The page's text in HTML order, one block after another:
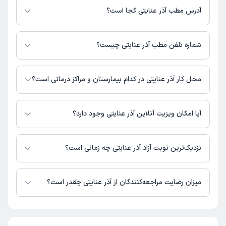
هزینه مشاوره پزشکی تلفنی: 200000 تومان
آدرس مطب آذر عنایتی کجا است؟
آذر عنایتی 1 مطب فعال دارند. آدرس مطب‌های آذر عنایتی به شرح زیر است.
تهران
شماره تلفن مطب آذر عنایتی چیست؟
مطب تهران : شماره تماس مطب آذر عنایتی در حال حاضر در این صفحه ثبت
نشده است.
محل کار آذر عنایتی در کدام بیمارستان و مراکز درمانی است؟
اطلاعاتی درباره محل فعالیت آذر عنایتی در مراکز درمانی در دسترس نیست.
آیا امکان ویزیت آنلاین آذر عنایتی وجود دارد؟
در حال حاضر آذر عنایتی مشاوره پزشکی تلفنی فعال دارند.
نزدیک‌ترین نوبت آزاد آذر عنایتی چه زمانی است؟
آذر عنایتی از روز شنبه 17 مرداد 1405 بیمار جدید می‌پذیرند.
میزان رضایت مراجعه‌کنندگان از آذر عنایتی چقدر است؟